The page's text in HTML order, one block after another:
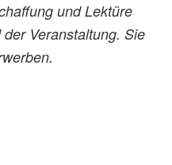
und Lektüre
Veranstaltung. Sie